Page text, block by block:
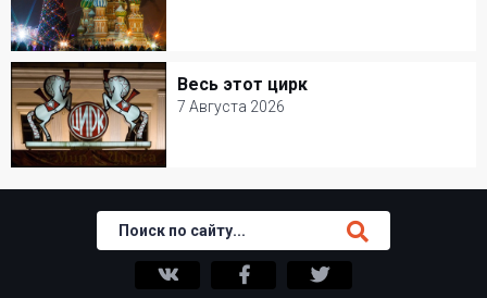
3 Января 2027
Кремлевский дворец
Новогодние елки
Весь этот цирк
7 Августа 2026
Весь этот цирк
7 Августа 2026